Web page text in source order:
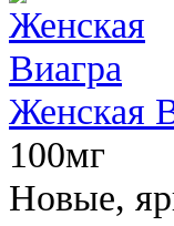
Женская
100мг
Новые,